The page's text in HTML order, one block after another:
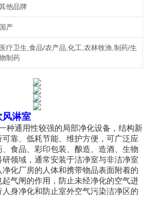
他品牌
国产
医疗卫生,食品/农产品,化工,农林牧渔,制药/生
制药
淋室
种通用性较强的局部净化设备，结构新
靠、低耗节能、维护方便，可广泛应
食品、彩印包装、酿造、造酒、生物
领域，通常安装于洁净室与非洁净室
化厂房的人体和携带物品表面附着的
气闸的作用，防止未经净化的空气进
人身净化和防止室外空气污染洁净区的